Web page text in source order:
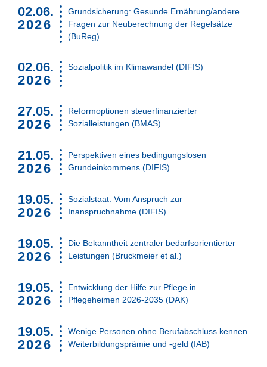
02.06.
2026
Grundsicherung: Gesunde Ernährung/andere
Fragen zur Neuberechnung der Regelsätze
(BuReg)
02.06.
2026
Sozialpolitik im Klimawandel (DIFIS)
27.05.
2026
Reformoptionen steuerfinanzierter
Sozialleistungen (BMAS)
21.05.
2026
Perspektiven eines bedingungslosen
Grundeinkommens (DIFIS)
19.05.
2026
Sozialstaat: Vom Anspruch zur
Inanspruchnahme (DIFIS)
19.05.
2026
Die Bekanntheit zentraler bedarfsorientierter
Leistungen (Bruckmeier et al.)
19.05.
2026
Entwicklung der Hilfe zur Pflege in
Pflegeheimen 2026-2035 (DAK)
19.05.
2026
Wenige Personen ohne Berufabschluss kennen
Weiterbildungsprämie und -geld (IAB)